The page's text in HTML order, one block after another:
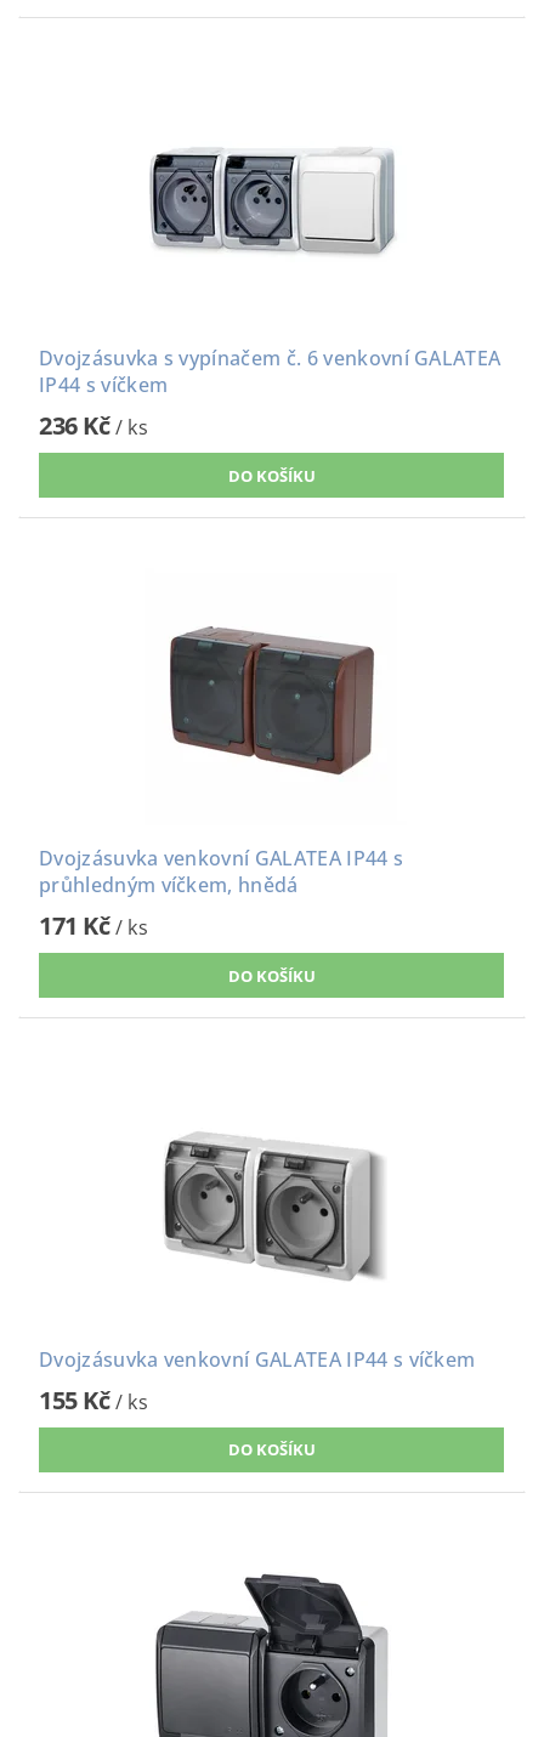
Dvojzásuvka s vypínačem č. 6 venkovní GALATEA
IP44 s víčkem
236 Kč/ ks
Dvojzásuvka venkovní GALATEA IP44 s
průhledným víčkem, hnědá
171 Kč/ ks
Dvojzásuvka venkovní GALATEA IP44 s víčkem
155 Kč/ ks